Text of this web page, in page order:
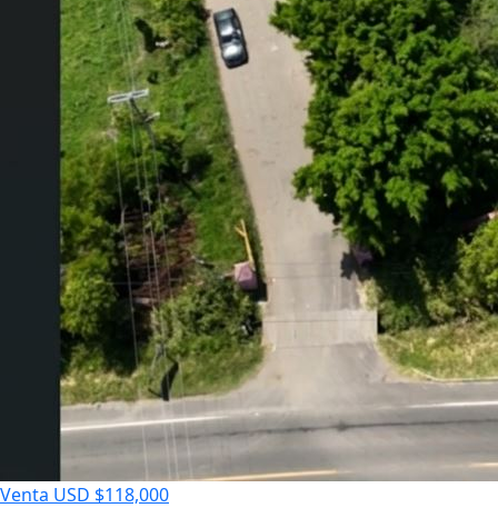
Venta USD $118,000